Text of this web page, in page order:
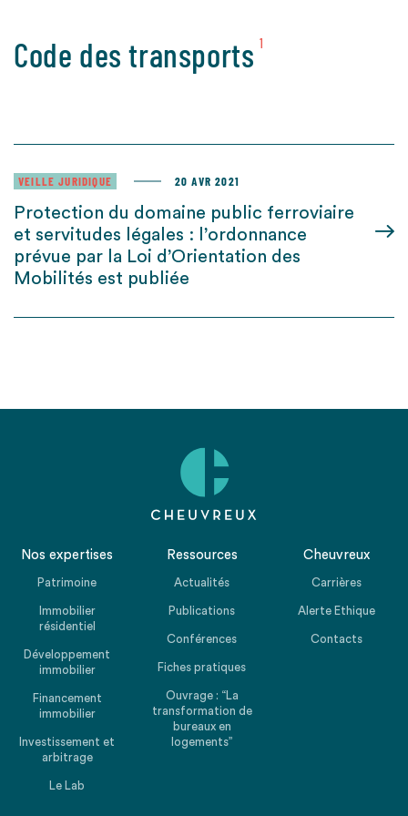
Code des transports 1
VEILLE JURIDIQUE 20 AVR 2021
Protection du domaine public ferroviaire
et servitudes légales : l’ordonnance
prévue par la Loi d’Orientation des
Mobilités est publiée
Nos expertises
Patrimoine
Immobilier
résidentiel
Développement
immobilier
Financement
immobilier
Investissement et
arbitrage
Le Lab
Ressources
Actualités
Publications
Conférences
Fiches pratiques
Ouvrage : “La
transformation de
bureaux en
logements”
Cheuvreux
Carrières
Alerte Ethique
Contacts